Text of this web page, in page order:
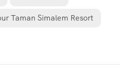
Taman Simalem Resort